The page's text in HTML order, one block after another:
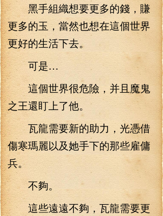
黑手組織想要更多的錢，賺
更多的玉，當然也想在這個世界
更好的生活下去。
可是…
這個世界很危險，并且魔鬼
之王還盯上了他。
瓦龍需要新的助力，光憑借
傷寒瑪麗以及她手下的那些雇傭
兵。
不夠。
這些遠遠不夠，瓦龍需要更